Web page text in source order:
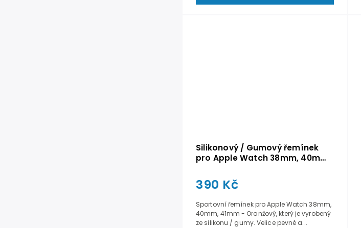
Silikonový / Gumový řemínek
pro Apple Watch 38mm, 40mm,
390 Kč
Sportovní řemínek pro Apple Watch 38mm,
40mm, 41mm - Oranžový, který je vyrobený
ze silikonu / gumy. Velice pevné a...